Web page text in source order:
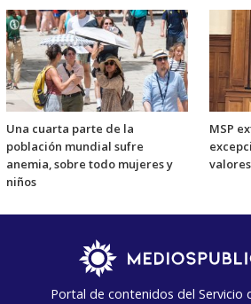
Una cuarta parte de la
población mundial sufre
anemia, sobre todo mujeres y
niños
MSP
Portal de contenidos del Servicio